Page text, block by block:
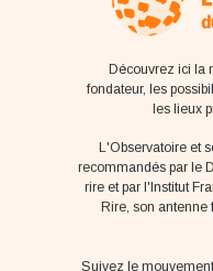
Découvrez ici la
fondateur, les
les lieux
L'Observatoire et
recommandés par le
rire et par l'Institut
Rire, son
Suivez le